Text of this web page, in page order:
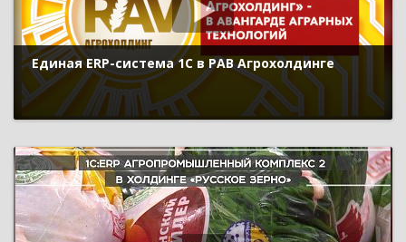
Единая ERP-система 1С в РАВ Агрохолдинге